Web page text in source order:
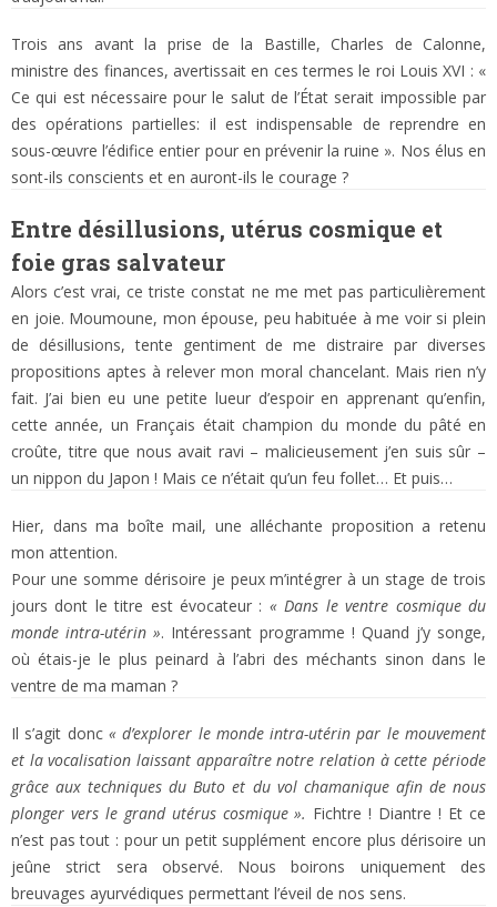
Trois ans avant la prise de la Bastille, Charles de Calonne,
ministre des finances, avertissait en ces termes le roi Louis XVI : «
Ce qui est nécessaire pour le salut de l’État serait impossible par
des opérations partielles: il est indispensable de reprendre en
sous-œuvre l’édifice entier pour en prévenir la ruine ». Nos élus en
sont-ils conscients et en auront-ils le courage ?
Entre désillusions, utérus cosmique et
foie gras salvateur
Alors c’est vrai, ce triste constat ne me met pas particulièrement
en joie. Moumoune, mon épouse, peu habituée à me voir si plein
de désillusions, tente gentiment de me distraire par diverses
propositions aptes à relever mon moral chancelant. Mais rien n’y
fait. J’ai bien eu une petite lueur d’espoir en apprenant qu’enfin,
cette année, un Français était champion du monde du pâté en
croûte, titre que nous avait ravi – malicieusement j’en suis sûr –
un nippon du Japon ! Mais ce n’était qu’un feu follet… Et puis…
Hier, dans ma boîte mail, une alléchante proposition a retenu
mon attention.
Pour une somme dérisoire je peux m’intégrer à un stage de trois
jours dont le titre est évocateur : « Dans le ventre cosmique du
monde intra-utérin ». Intéressant programme ! Quand j’y songe,
où étais-je le plus peinard à l’abri des méchants sinon dans le
ventre de ma maman ?
Il s’agit donc « d’explorer le monde intra-utérin par le mouvement
et la vocalisation laissant apparaître notre relation à cette période
grâce aux techniques du Buto et du vol chamanique afin de nous
plonger vers le grand utérus cosmique ». Fichtre ! Diantre ! Et ce
n’est pas tout : pour un petit supplément encore plus dérisoire un
jeûne strict sera observé. Nous boirons uniquement des
breuvages ayurvédiques permettant l’éveil de nos sens.